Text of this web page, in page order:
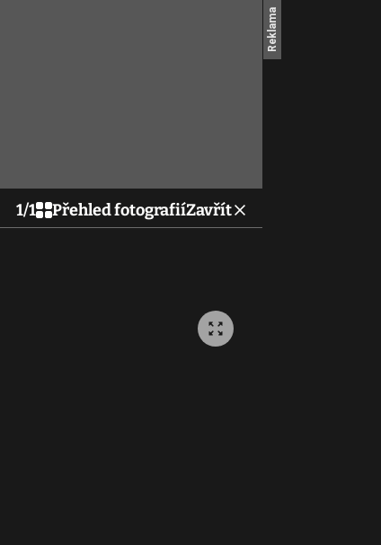
1/1 Přehled fotografiíZavřít